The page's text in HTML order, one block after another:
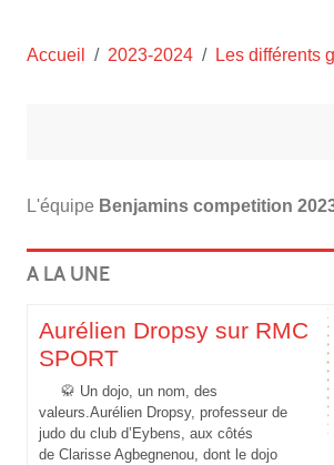
Accueil 2023-2024 Les différents
L'équipe Benjamins competition
A LA UNE
Aurélien Dropsy sur RMC
SPORT
🥋 Un dojo, un nom, des
valeurs.Aurélien Dropsy, professeur de
judo du club d’Eybens, aux côtés
de Clarisse Agbegnenou, dont le dojo